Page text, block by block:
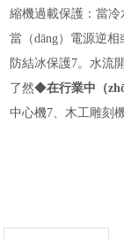
縮機過載保護：當
當（dāng）電源逆
防結冰保護7。水流
了然◆在行業中（
中心機7、木工雕刻